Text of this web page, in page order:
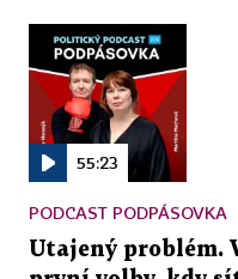
55:23
PODCAST PODPÁSOVKA
Utajený problém.